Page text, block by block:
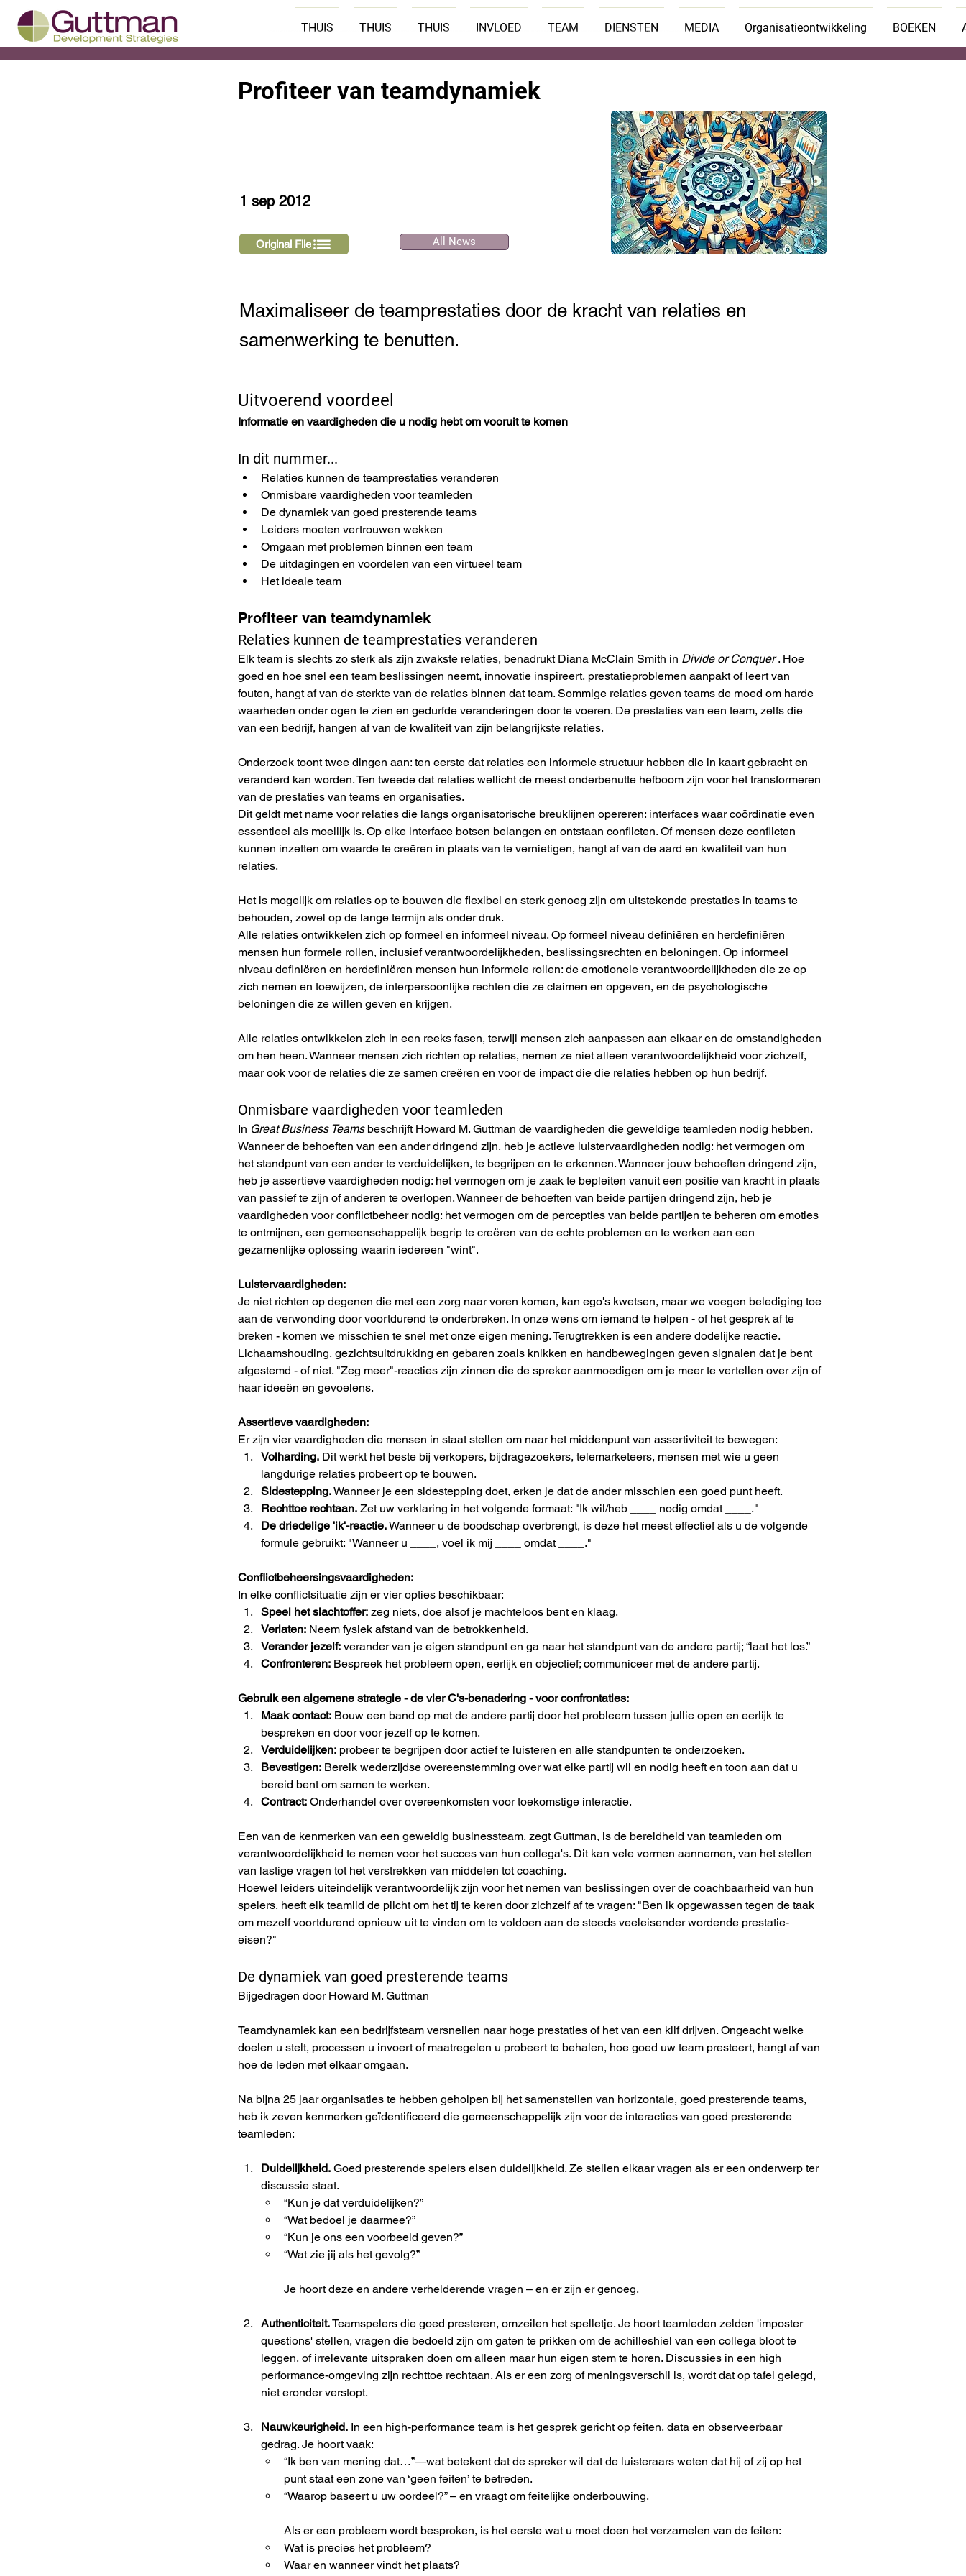
THUIS THUIS THUIS INVLOED TEAM DIENSTEN MEDIA Organisatieontwikkeling BOEKEN
< Back
Profiteer van teamdynamiek
1 sep 2012
Original File All News
Maximaliseer de teamprestaties door de kracht van relaties en
samenwerking te benutten.
Uitvoerend voordeel
Informatie en vaardigheden die u nodig hebt om vooruit te komen
In dit nummer...
Relaties kunnen de teamprestaties veranderen
Onmisbare vaardigheden voor teamleden
De dynamiek van goed presterende teams
Leiders moeten vertrouwen wekken
Omgaan met problemen binnen een team
De uitdagingen en voordelen van een virtueel team
Het ideale team
Profiteer van teamdynamiek
Relaties kunnen de teamprestaties veranderen
Elk team is slechts zo sterk als zijn zwakste relaties, benadrukt Diana McClain Smith in Divide or Conquer . Hoe
goed en hoe snel een team beslissingen neemt, innovatie inspireert, prestatieproblemen aanpakt of leert van
fouten, hangt af van de sterkte van de relaties binnen dat team. Sommige relaties geven teams de moed om harde
waarheden onder ogen te zien en gedurfde veranderingen door te voeren. De prestaties van een team, zelfs die
van een bedrijf, hangen af van de kwaliteit van zijn belangrijkste relaties.
Onderzoek toont twee dingen aan: ten eerste dat relaties een informele structuur hebben die in kaart gebracht en
veranderd kan worden. Ten tweede dat relaties wellicht de meest onderbenutte hefboom zijn voor het transformeren
van de prestaties van teams en organisaties.
Dit geldt met name voor relaties die langs organisatorische breuklijnen opereren: interfaces waar coördinatie even
essentieel als moeilijk is. Op elke interface botsen belangen en ontstaan conflicten. Of mensen deze conflicten
kunnen inzetten om waarde te creëren in plaats van te vernietigen, hangt af van de aard en kwaliteit van hun
relaties.
Het is mogelijk om relaties op te bouwen die flexibel en sterk genoeg zijn om uitstekende prestaties in teams te
behouden, zowel op de lange termijn als onder druk.
Alle relaties ontwikkelen zich op formeel en informeel niveau. Op formeel niveau definiëren en herdefiniëren
mensen hun formele rollen, inclusief verantwoordelijkheden, beslissingsrechten en beloningen. Op informeel
niveau definiëren en herdefiniëren mensen hun informele rollen: de emotionele verantwoordelijkheden die ze op
zich nemen en toewijzen, de interpersoonlijke rechten die ze claimen en opgeven, en de psychologische
beloningen die ze willen geven en krijgen.
Alle relaties ontwikkelen zich in een reeks fasen, terwijl mensen zich aanpassen aan elkaar en de omstandigheden
om hen heen. Wanneer mensen zich richten op relaties, nemen ze niet alleen verantwoordelijkheid voor zichzelf,
maar ook voor de relaties die ze samen creëren en voor de impact die die relaties hebben op hun bedrijf.
Onmisbare vaardigheden voor teamleden
In Great Business Teams beschrijft Howard M. Guttman de vaardigheden die geweldige teamleden nodig hebben.
Wanneer de behoeften van een ander dringend zijn, heb je actieve luistervaardigheden nodig: het vermogen om
het standpunt van een ander te verduidelijken, te begrijpen en te erkennen. Wanneer jouw behoeften dringend zijn,
heb je assertieve vaardigheden nodig: het vermogen om je zaak te bepleiten vanuit een positie van kracht in plaats
van passief te zijn of anderen te overlopen. Wanneer de behoeften van beide partijen dringend zijn, heb je
vaardigheden voor conflictbeheer nodig: het vermogen om de percepties van beide partijen te beheren om emoties
te ontmijnen, een gemeenschappelijk begrip te creëren van de echte problemen en te werken aan een
gezamenlijke oplossing waarin iedereen "wint".
Luistervaardigheden:
Je niet richten op degenen die met een zorg naar voren komen, kan ego's kwetsen, maar we voegen belediging toe
aan de verwonding door voortdurend te onderbreken. In onze wens om iemand te helpen - of het gesprek af te
breken - komen we misschien te snel met onze eigen mening. Terugtrekken is een andere dodelijke reactie.
Lichaamshouding, gezichtsuitdrukking en gebaren zoals knikken en handbewegingen geven signalen dat je bent
afgestemd - of niet. "Zeg meer"-reacties zijn zinnen die de spreker aanmoedigen om je meer te vertellen over zijn of
haar ideeën en gevoelens.
Assertieve vaardigheden:
Er zijn vier vaardigheden die mensen in staat stellen om naar het middenpunt van assertiviteit te bewegen:
Volharding. Dit werkt het beste bij verkopers, bijdragezoekers, telemarketeers, mensen met wie u geen
langdurige relaties probeert op te bouwen.
Sidestepping. Wanneer je een sidestepping doet, erken je dat de ander misschien een goed punt heeft.
Rechttoe rechtaan. Zet uw verklaring in het volgende formaat: "Ik wil/heb ____ nodig omdat ____."
De driedelige 'ik'-reactie. Wanneer u de boodschap overbrengt, is deze het meest effectief als u de volgende
formule gebruikt: "Wanneer u ____, voel ik mij ____ omdat ____."
Conflictbeheersingsvaardigheden:
In elke conflictsituatie zijn er vier opties beschikbaar:
Speel het slachtoffer: zeg niets, doe alsof je machteloos bent en klaag.
Verlaten: Neem fysiek afstand van de betrokkenheid.
Verander jezelf: verander van je eigen standpunt en ga naar het standpunt van de andere partij; “laat het los.”
Confronteren: Bespreek het probleem open, eerlijk en objectief; communiceer met de andere partij.
Gebruik een algemene strategie - de vier C's-benadering - voor confrontaties:
Maak contact: Bouw een band op met de andere partij door het probleem tussen jullie open en eerlijk te
bespreken en door voor jezelf op te komen.
Verduidelijken: probeer te begrijpen door actief te luisteren en alle standpunten te onderzoeken.
Bevestigen: Bereik wederzijdse overeenstemming over wat elke partij wil en nodig heeft en toon aan dat u
bereid bent om samen te werken.
Contract: Onderhandel over overeenkomsten voor toekomstige interactie.
Een van de kenmerken van een geweldig businessteam, zegt Guttman, is de bereidheid van teamleden om
verantwoordelijkheid te nemen voor het succes van hun collega's. Dit kan vele vormen aannemen, van het stellen
van lastige vragen tot het verstrekken van middelen tot coaching.
Hoewel leiders uiteindelijk verantwoordelijk zijn voor het nemen van beslissingen over de coachbaarheid van hun
spelers, heeft elk teamlid de plicht om het tij te keren door zichzelf af te vragen: "Ben ik opgewassen tegen de taak
om mezelf voortdurend opnieuw uit te vinden om te voldoen aan de steeds veeleisender wordende prestatie-
eisen?"
De dynamiek van goed presterende teams
Bijgedragen door Howard M. Guttman
Teamdynamiek kan een bedrijfsteam versnellen naar hoge prestaties of het van een klif drijven. Ongeacht welke
doelen u stelt, processen u invoert of maatregelen u probeert te behalen, hoe goed uw team presteert, hangt af van
hoe de leden met elkaar omgaan.
Na bijna 25 jaar organisaties te hebben geholpen bij het samenstellen van horizontale, goed presterende teams,
heb ik zeven kenmerken geïdentificeerd die gemeenschappelijk zijn voor de interacties van goed presterende
teamleden:
Duidelijkheid. Goed presterende spelers eisen duidelijkheid. Ze stellen elkaar vragen als er een onderwerp ter
discussie staat.
“Kun je dat verduidelijken?”
“Wat bedoel je daarmee?”
“Kun je ons een voorbeeld geven?”
“Wat zie jij als het gevolg?”
Je hoort deze en andere verhelderende vragen – en er zijn er genoeg.
Authenticiteit. Teamspelers die goed presteren, omzeilen het spelletje. Je hoort teamleden zelden 'imposter
questions' stellen, vragen die bedoeld zijn om gaten te prikken om de achilleshiel van een collega bloot te
leggen, of irrelevante uitspraken doen om alleen maar hun eigen stem te horen. Discussies in een high
performance-omgeving zijn rechttoe rechtaan. Als er een zorg of meningsverschil is, wordt dat op tafel gelegd,
niet eronder verstopt.
Nauwkeurigheid. In een high-performance team is het gesprek gericht op feiten, data en observeerbaar
gedrag. Je hoort vaak:
“Ik ben van mening dat…”—wat betekent dat de spreker wil dat de luisteraars weten dat hij of zij op het
punt staat een zone van ‘geen feiten’ te betreden.
“Waarop baseert u uw oordeel?” – en vraagt om feitelijke onderbouwing.
Als er een probleem wordt besproken, is het eerste wat u moet doen het verzamelen van de feiten:
Wat is precies het probleem?
Waar en wanneer vindt het plaats?